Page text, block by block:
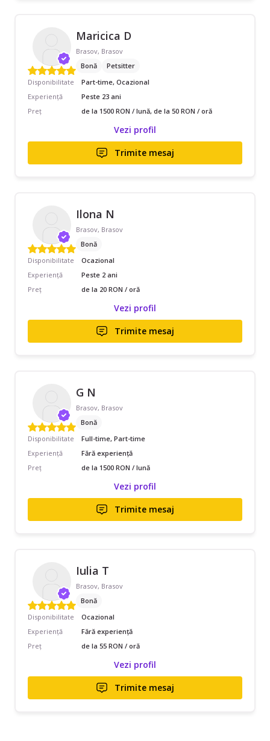
Maricica D
Brasov, Brasov
Bonă
Petsitter
Disponibilitate
Part-time, Ocazional
Experiență
Peste 23 ani
Preț
de la 1500 RON / lună, de la 50 RON / oră
Vezi profil
Trimite mesaj
Ilona N
Brasov, Brasov
Bonă
Disponibilitate
Ocazional
Experiență
Peste 2 ani
Preț
de la 20 RON / oră
Vezi profil
Trimite mesaj
G N
Brasov, Brasov
Bonă
Disponibilitate
Full-time, Part-time
Experiență
Fără experiență
Preț
de la 1500 RON / lună
Vezi profil
Trimite mesaj
Iulia T
Brasov, Brasov
Bonă
Disponibilitate
Ocazional
Experiență
Fără experiență
Preț
de la 55 RON / oră
Vezi profil
Trimite mesaj